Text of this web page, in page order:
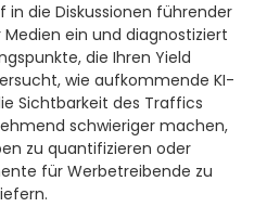
die Diskussionen führender
ein und diagnostiziert
die Ihren Yield
wie aufkommende KI-
Sichtbarkeit des Traffics
schwieriger machen,
zu quantifizieren oder
für Werbetreibende zu
.